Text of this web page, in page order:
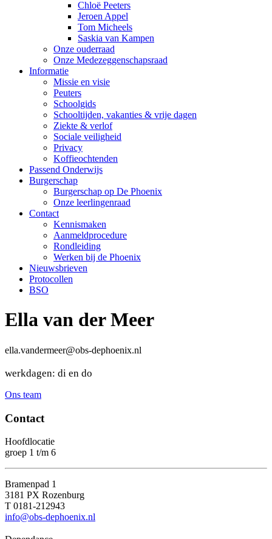
Chloë Peeters
Jeroen Appel
Tom Micheels
Saskia van Kampen
Onze ouderraad
Onze Medezeggenschapsraad
Informatie
Missie en visie
Peuters
Schoolgids
Schooltijden, vakanties & vrije dagen
Ziekte & verlof
Sociale veiligheid
Privacy
Koffieochtenden
Passend Onderwijs
Burgerschap
Burgerschap op De Phoenix
Onze leerlingenraad
Contact
Kennismaken
Aanmeldprocedure
Rondleiding
Werken bij de Phoenix
Nieuwsbrieven
Protocollen
BSO
Ella van der Meer
ella.vandermeer@obs-dephoenix.nl
werkdagen: di en do
Ons team
Contact
Hoofdlocatie
groep 1 t/m 6
Bramenpad 1
3181 PX Rozenburg
T 0181-212943
info@obs-dephoenix.nl